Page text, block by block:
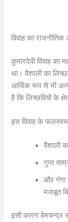
विवाह का
कुमारदेवी विवाह
था। वैशाली का
आर्थिक रूप से भी
है कि लिच्छवियों के
इस विवाह के
वैशाली
गुप्त
और गंगा
मजबूत
इसी कारण हेमचन्द्र